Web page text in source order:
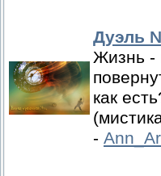
Дуэль
Жизнь -
как
-